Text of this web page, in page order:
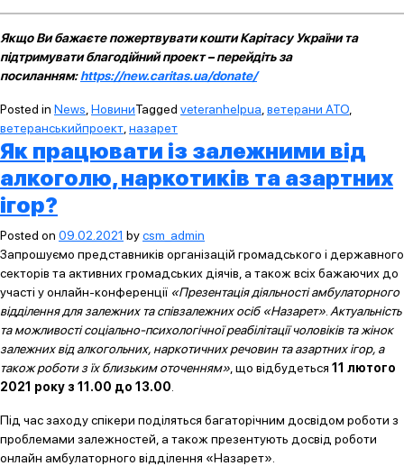
Якщо Ви бажаєте пожертвувати кошти Карітасу України та
підтримувати благодійний проект – перейдіть за
посиланням:https://new.caritas.ua/donate/
Posted in News НовиниTagged veteranhelpua ветерани АТО
ветеранськийпроект назарет
Як працювати із залежними від
алкоголю, наркотиків та азартних
ігор?
Posted on 09.02.2021 bycsm_admin
Запрошуємо представників організацій громадського і державного
секторів та активних громадських діячів, а також всіх бажаючих до
участі у онлайн-конференції «Презентація діяльності амбулаторного
відділення для залежних та співзалежних осіб «Назарет» Актуальність
та можливості соціально-психологічної реабілітації чоловіків та жінок
залежних від алкогольних, наркотичних речовин та азартних ігор, а
також роботи з їх близьким оточенням» , що відбудеться 11 лютого
2021 року з 11.00 до 13.00
Під час заходу спікери поділяться багаторічним досвідом роботи з
проблемами залежностей, а також презентують досвід роботи
онлайн амбулаторного відділення «Назарет».